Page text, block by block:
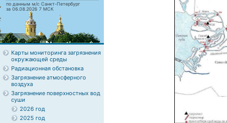
по данным м/с Санкт-Петербург
за 06.08.2026 7 МСК
Карты мониторинга загрязнения
окружающей среды
Радиационная обстановка
Загрязнение атмосферного
воздуха
Загрязнение поверхностных вод
суши
2026 год
2025 год